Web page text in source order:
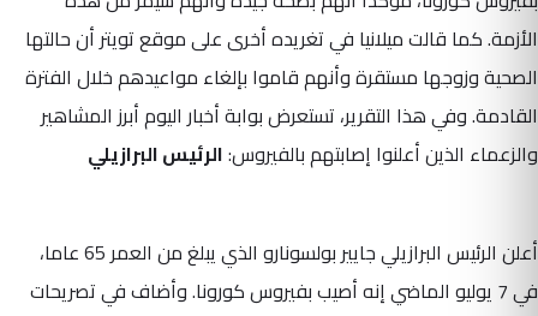
الأزمة. كما قالت ميلانيا في تغريده أخرى على موقع تويتر أن حالتها
الصحية وزوجها مستقرة وأنهم قاموا بإلغاء مواعيدهم خلال الفترة
القادمة. وفي هذا التقرير، تستعرض بوابة أخبار اليوم أبرز المشاهير
والزعماء الذين أعلنوا إصابتهم بالفيروس:الرئيس البرازيلي
أعلن الرئيس البرازيلي جايير بولسونارو الذي يبلغ من العمر 65 عاما،
في 7 يوليو الماضي إنه أصيب بفيروس كورونا. وأضاف في تصريحات